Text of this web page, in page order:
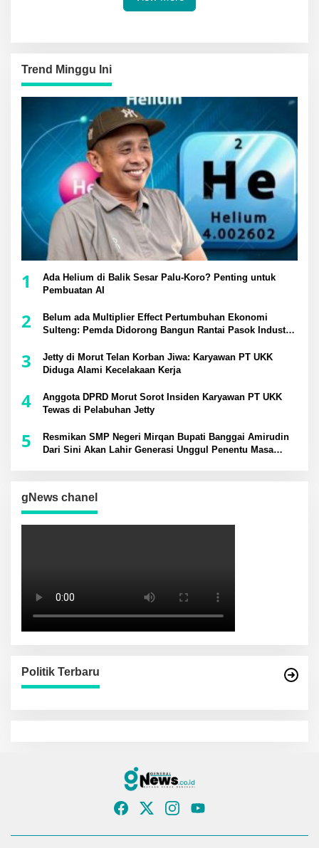
Trend Minggu Ini
1
Ada Helium di Balik Sesar Palu-Koro? Penting untuk
Pembuatan AI
2
Belum ada Multiplier Effect Pertumbuhan Ekonomi
Sulteng: Pemda Didorong Bangun Rantai Pasok Industri
3
Jetty di Morut Telan Korban Jiwa: Karyawan PT UKK
Diduga Alami Kecelakaan Kerja
4
Anggota DPRD Morut Sorot Insiden Karyawan PT UKK
Tewas di Pelabuhan Jetty
5
Resmikan SMP Negeri Mirqan Bupati Banggai Amirudin
Dari Sini Akan Lahir Generasi Unggul Penentu Masa
gNews chanel
Politik Terbaru